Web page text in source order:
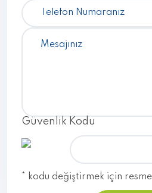
Güvenlik Kodu
* kodu değiştirmek için resme